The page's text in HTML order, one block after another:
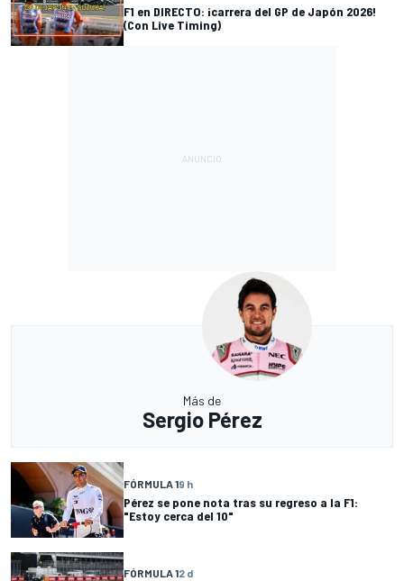
F1 en DIRECTO: ¡carrera del GP de Japón 2026!
(Con Live Timing)
Más de
Sergio Pérez
FÓRMULA 19 h
Pérez se pone nota tras su regreso a la F1:
"Estoy cerca del 10"
FÓRMULA 12 d